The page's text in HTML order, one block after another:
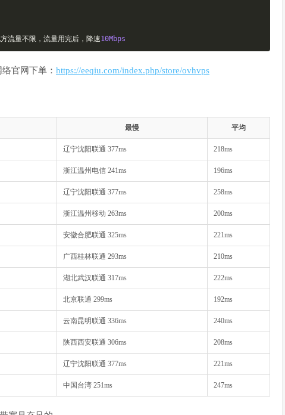
流量不限，流量用完后，降速10Mbps
官网下单： https://eeqiu.com/index.php/store/ovhvps
最慢 平均
辽宁沈阳联通 377ms 218ms
浙江温州电信 241ms 196ms
辽宁沈阳联通 377ms 258ms
浙江温州移动 263ms 200ms
安徽合肥联通 325ms 221ms
广西桂林联通 293ms 210ms
湖北武汉联通 317ms 222ms
北京联通 299ms 192ms
云南昆明联通 336ms 240ms
陕西西安联通 306ms 208ms
辽宁沈阳联通 377ms 221ms
中国台湾 251ms 247ms